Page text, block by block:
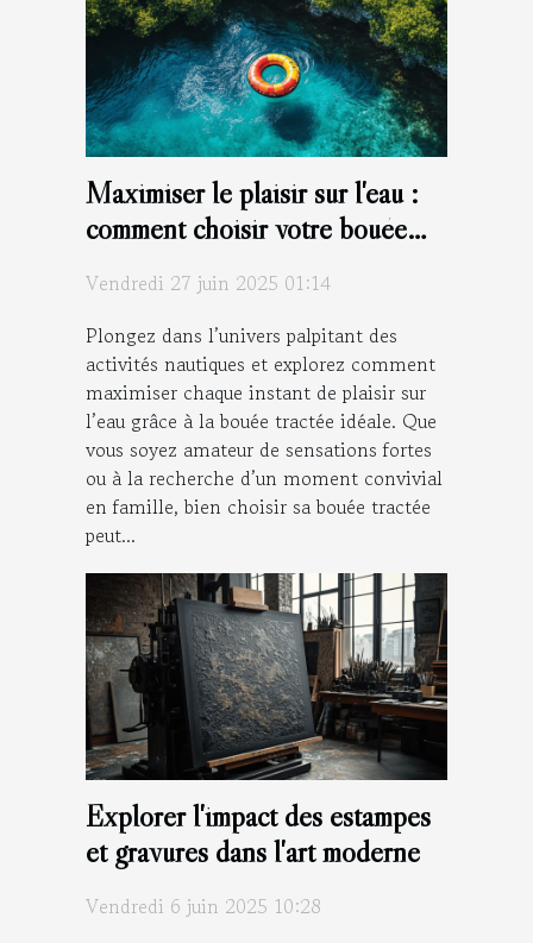
Maximiser le plaisir sur l'eau :
comment choisir votre bouée
Vendredi 27 juin 2025 01:14
Plongez dans l’univers palpitant des
activités nautiques et explorez comment
maximiser chaque instant de plaisir sur
l’eau grâce à la bouée tractée idéale. Que
vous soyez amateur de sensations fortes
ou à la recherche d’un moment convivial
en famille, bien choisir sa bouée tractée
peut...
Explorer l'impact des estampes
et gravures dans l'art moderne
Vendredi 6 juin 2025 10:28